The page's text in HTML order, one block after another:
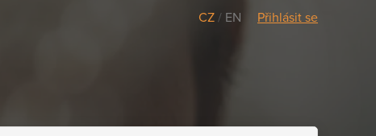
CZ / EN Přihlásit se